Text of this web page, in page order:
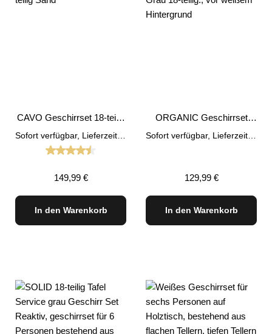
CAVO Geschirrset 18-teilig
Durchschnittliche Bewertung von 4.5 von 5 Sternen
Regulärer Preis:
149,99 €
In den Warenkorb
ORGANIC Geschirrset
Regulärer Preis:
129,99 €
In den Warenkorb